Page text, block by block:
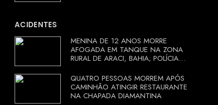
ACIDENTES
MENINA DE 12 ANOS MORRE
AFOGADA EM TANQUE NA ZONA
RURAL DE ARACI, BAHIA; POLÍCIA
QUATRO PESSOAS MORREM APÓS
CAMINHÃO ATINGIR RESTAURANTE
NA CHAPADA DIAMANTINA